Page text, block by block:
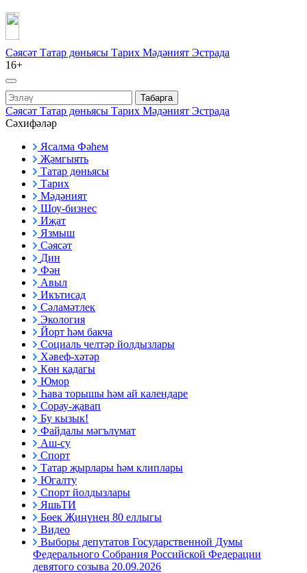
Сәясәт Татар дөньясы Тарих Мәдәният Эстрада
16+
Табарга
Сәясәт Татар дөньясы Тарих Мәдәният Эстрада
Сәхифәләр
Ясалма Фәһем
Җәмгыять
Татар дөньясы
Тарих
Мәдәният
Шоу-бизнес
Иҗат
Язмыш
Сәясәт
Дин
Фән
Авыл
Икътисад
Сәламәтлек
Экология
Йорт һәм бакча
Социаль челтәр йолдызлары
Хәвеф-хәтәр
Көн кадагы
Юмор
Һава торышы һәм ай календаре
Сорау-җавап
Бу кызык!
Файдалы мәгълүмат
Аш-су
Спорт
Татар җырлары һәм клиплары
Югалту
Спорт йолдызлары
ЯшьТИ
Бөек Җиңүнең 80 еллыгы
Видео
Выборы депутатов Государственной Думы
Федерального Собрания Российской Федерации
девятого созыва 20.09.2026